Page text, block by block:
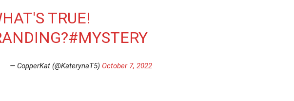
TRUE!
?#MYSTERY
— CopperKat (@KaterynaT5) October 7, 2022